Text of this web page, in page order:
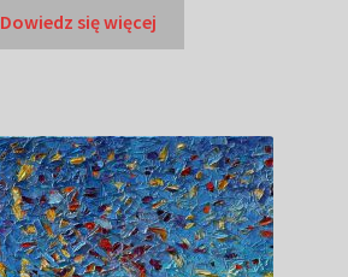
Dowiedz się więcej